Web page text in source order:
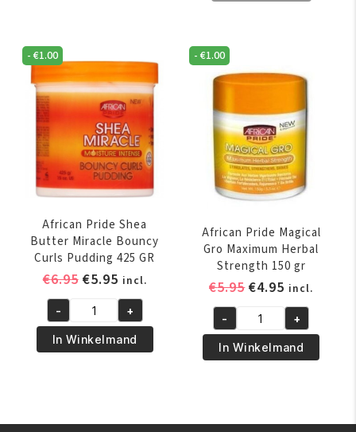
ml
aantal
Shea
Miracle
Co-
Wash
Conditioner
355
ml
aantal
-€1.00
African Pride Shea
Butter Miracle Bouncy
Curls Pudding 425 GR
€6.95 Oorspronkelijke
was:
€6.95.
€5.95Huidige
prijs
is:
€5.95.
incl.
African
Pride
Shea
- +
In Winkelmand
-€1.00
African Pride Magical
Gro Maximum Herbal
Strength 150 gr
€5.95
was:
€5.95.
€4.95 Huidige
prijs
is:
€4.95.
incl.
African
Pride
Magical
Herbal
- +
In Winkelmand